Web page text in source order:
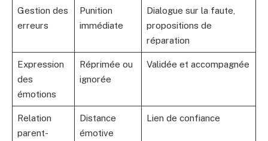
Gestion des
erreurs
Punition
immédiate
Dialogue sur la faute,
propositions de
réparation
Expression
des
émotions
Réprimée ou
ignorée
Validée et accompagnée
Relation
parent-
Distance
émotive
Lien de confiance